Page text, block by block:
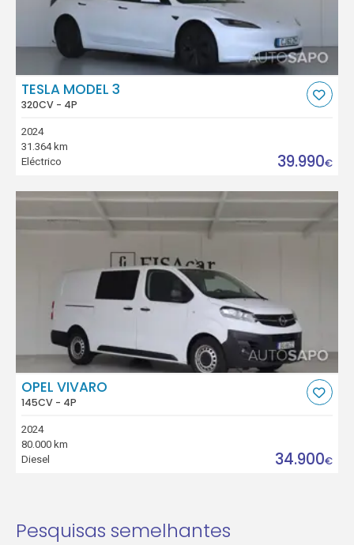
TESLA MODEL 3
320CV - 4P
2024
31.364 km
Eléctrico
39.990€
OPEL VIVARO
145CV - 4P
2024
80.000 km
Diesel
34.900€
Pesquisas semelhantes